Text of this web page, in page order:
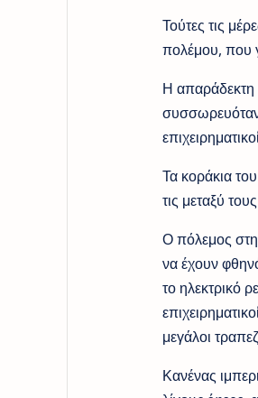
Τούτες τις
πολέμου, που
Η απαράδεκτη
Τα κοράκια
τις μεταξύ
Ο πόλεμος
να έχουν
το ηλεκτρικό
μεγάλοι
Κανένας